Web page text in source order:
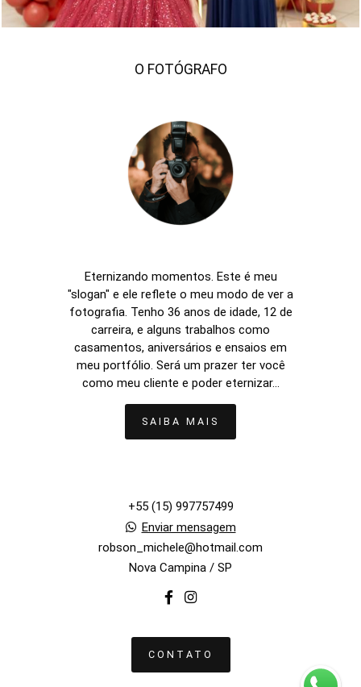
O FOTÓGRAFO
Eternizando momentos. Este é meu
"slogan" e ele reflete o meu modo de ver a
fotografia. Tenho 36 anos de idade, 12 de
carreira, e alguns trabalhos como
casamentos, aniversários e ensaios em
meu portfólio. Será um prazer ter você
como meu cliente e poder eternizar...
SAIBA MAIS
+55 (15) 997757499
Enviar mensagem
robson_michele@hotmail.com
Nova Campina / SP
CONTATO